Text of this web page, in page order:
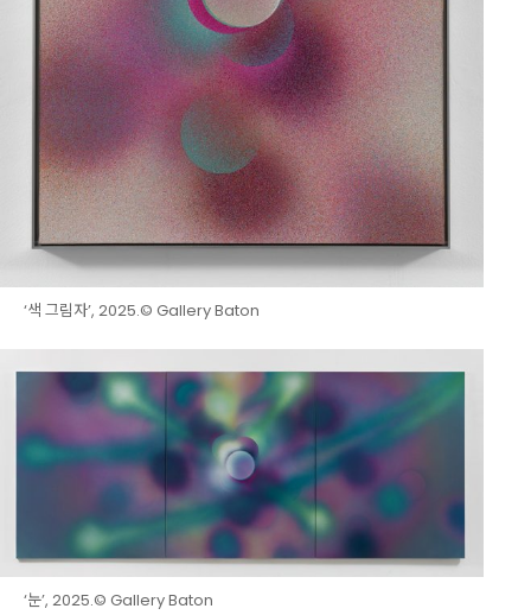
‘색 그림자’, 2025.© Gallery Baton
‘눈’, 2025.© Gallery Baton